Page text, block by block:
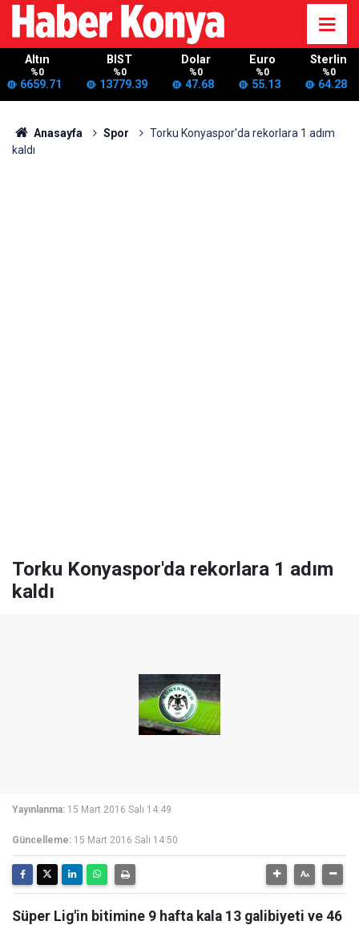
Altın
%0
6659.71
BIST
%0
13779.39
Dolar
%0
47.68
Euro
%0
55.13
Sterlin
%0
64.28
Anasayfa Spor
Torku Konyaspor'da rekorlara 1 adım
kaldı
Torku Konyaspor'da rekorlara 1 adım
kaldı
Yayınlanma: 15 Mart 2016 Salı 14:49
Güncelleme: 15 Mart 2016 Salı 14:50
Süper Lig'in bitimine 9 hafta kala 13 galibiyeti ve 46